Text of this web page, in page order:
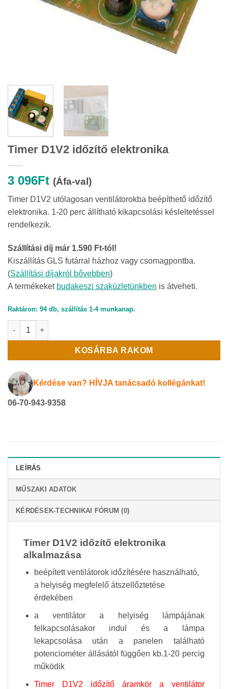
Timer D1V2 időzítő elektronika
3 096Ft (Áfa-val)
Timer D1V2 utólagosan ventilátorokba beépíthető időzítő
elektronika. 1-20 perc állítható kikapcsolási késleltetéssel
rendelkezik.
Szállítási díj már 1.590 Ft-tól!
Kiszállítás GLS futárral házhoz vagy csomagpontba.
(Szállítási díjakról bővebben)
A termékeket budakeszi szaküzletünkben is átveheti.
Raktáron: 94 db, szállítás 1-4 munkanap.
Timer D1V2 időzítő elektronika mennyiség
KOSÁRBA RAKOM
Kérdése van? HÍVJA tanácsadó kollégánkat!
06-70-943-9358
LEÍRÁS
MŰSZAKI ADATOK
KÉRDÉSEK-TECHNIKAI FÓRUM (0)
Timer D1V2 időzítő elektronika
alkalmazása
beépített ventilátorok időzítésére használható,
a helyiség megfelelő átszellőztetése
érdekében
a ventilátor a helyiség lámpájának
felkapcsolásakor indul és a lámpa
lekapcsolása után a panelen található
potenciométer állásától függően kb.1-20 percig
működik
Timer D1V2 időzítő áramkör a ventilátor